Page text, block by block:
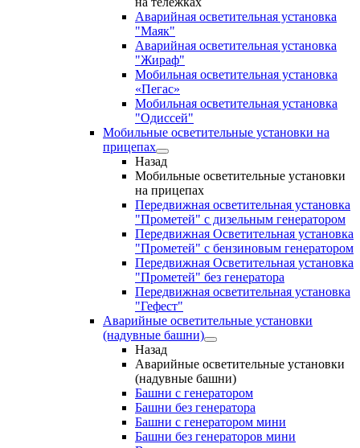
Аварийная осветительная установка
"Маяк"
Аварийная осветительная установка
"Жираф"
Мобильная осветительная установка
«Пегас»
Мобильная осветительная установка
"Одиссей"
Мобильные осветительные установки на
прицепах
Назад
Мобильные осветительные установки
на прицепах
Передвижная осветительная установка
"Прометей" с дизельным генератором
Передвижная Осветительная установка
"Прометей" с бензиновым генератором
Передвижная Осветительная установка
"Прометей" без генератора
Передвижная осветительная установка
"Гефест"
Аварийные осветительные установки
(надувные башни)
Назад
Аварийные осветительные установки
(надувные башни)
Башни с генератором
Башни без генератора
Башни с генератором мини
Башни без генераторов мини